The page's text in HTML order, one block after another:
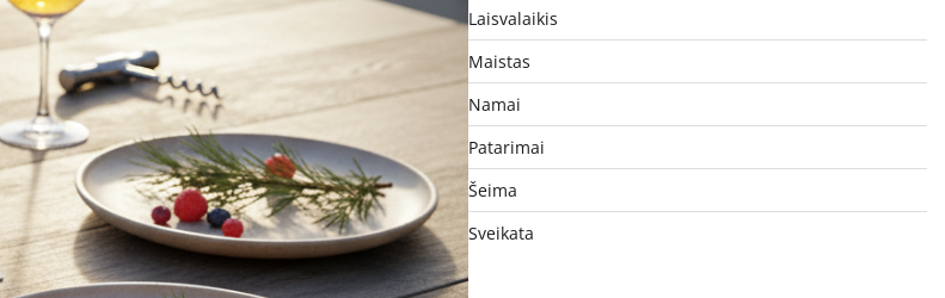
Laisvalaikis
Maistas
Namai
Patarimai
Šeima
Sveikata